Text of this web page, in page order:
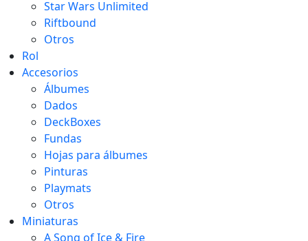
Star Wars Unlimited
Riftbound
Otros
Rol
Accesorios
Álbumes
Dados
DeckBoxes
Fundas
Hojas para álbumes
Pinturas
Playmats
Otros
Miniaturas
A Song of Ice & Fire